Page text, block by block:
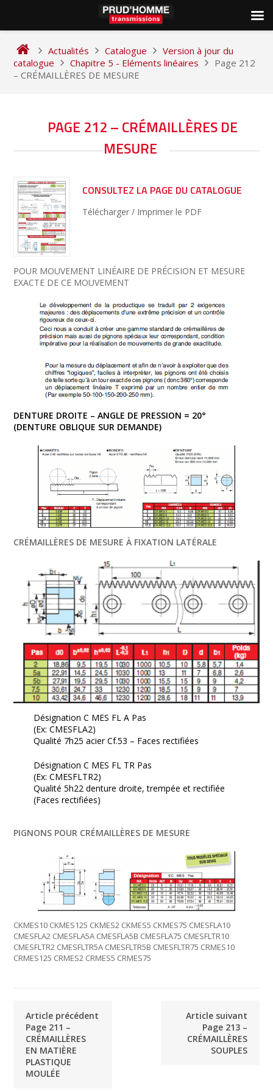
content
Actualités Catalogue
Version à jour du
catalogue
Chapitre 5 - Eléments linéaires
Page 212
– CRÉMAILLÈRES DE MESURE
PAGE 212 – CRÉMAILLÈRES DE
MESURE
CONSULTEZ LA PAGE DU CATALOGUE
Télécharger / Imprimer le PDF
POUR MOUVEMENT LINÉAIRE DE PRÉCISION ET MESURE
EXACTE DE CE MOUVEMENT
DENTURE DROITE – ANGLE DE PRESSION = 20°
(DENTURE OBLIQUE SUR DEMANDE)
CRÉMAILLÈRES DE MESURE À FIXATION LATÉRALE
Désignation C MES FL A Pas
(Ex: CMESFLA2)
Qualité 7h25 acier Cf.53 – Faces rectifiées
Désignation C MES FL TR Pas
(Ex: CMESFLTR2)
Qualité 5h22 denture droite, trempée et rectifiée
(Faces rectifiées)
PIGNONS POUR CRÉMAILLÈRES DE MESURE
CKMES10 CKMES125 CKMES2 CKMES5 CKMES75 CMESFLA10
CMESFLA2 CMESFLA5A CMESFLA5B CMESFLA75 CMESFLTR10
CMESFLTR2 CMESFLTR5A CMESFLTR5B CMESFLTR75 CRMES10
CRMES125 CRMES2 CRMES5 CRMES75
NAVIGATION
Article précédent
Page 211 –
CRÉMAILLÈRES
EN MATIÈRE
PLASTIQUE
MOULÉE
Article suivant
Page 213 –
CRÉMAILLÈRES
SOUPLES